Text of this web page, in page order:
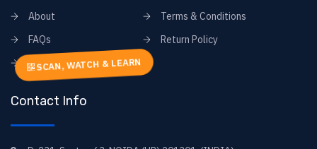
About
FAQs
Contact
Terms & Conditions
Return Policy
Contact Info
SCAN, WATCH & LEARN